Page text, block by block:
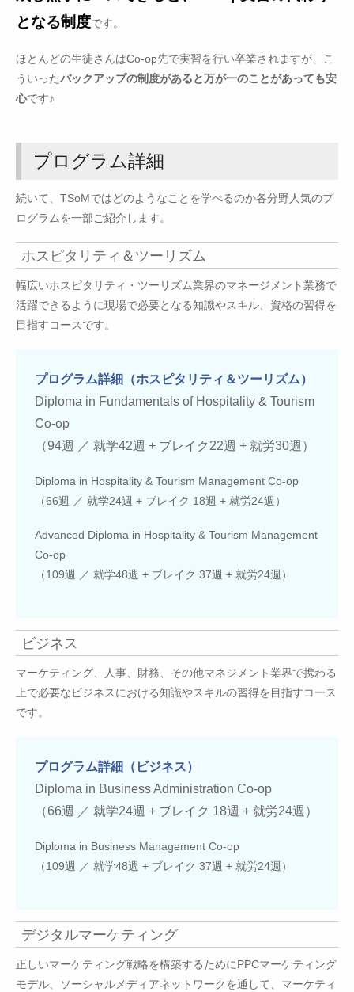
となる制度です。
ほとんどの生徒さんはCo-op先で実習を行い卒業されますが、こ
ういったバックアップの制度があると万が一のことがあっても安
心です♪
プログラム詳細
続いて、TSoMではどのようなことを学べるのか各分野人気のプ
ログラムを一部ご紹介します。
ホスピタリティ＆ツーリズム
幅広いホスピタリティ・ツーリズム業界のマネージメント業務で
活躍できるように現場で必要となる知識やスキル、資格の習得を
目指すコースです。
プログラム詳細（ホスピタリティ＆ツーリズム）
Diploma in Fundamentals of Hospitality & Tourism
Co-op
（94週 ／ 就学42週 + ブレイク22週 + 就労30週）
Diploma in Hospitality & Tourism Management Co-op
（66週 ／ 就学24週 + ブレイク 18週 + 就労24週）
Advanced Diploma in Hospitality & Tourism Management
Co-op
（109週 ／ 就学48週 + ブレイク 37週 + 就労24週）
ビジネス
マーケティング、人事、財務、その他マネジメント業界で携わる
上で必要なビジネスにおける知識やスキルの習得を目指すコース
です。
プログラム詳細（ビジネス）
Diploma in Business Administration Co-op
（66週 ／ 就学24週 + ブレイク 18週 + 就労24週）
Diploma in Business Management Co-op
（109週 ／ 就学48週 + ブレイク 37週 + 就労24週）
デジタルマーケティング
正しいマーケティング戦略を構築するためにPPCマーケティング
モデル、ソーシャルメディアネットワークを通して、マーケティ